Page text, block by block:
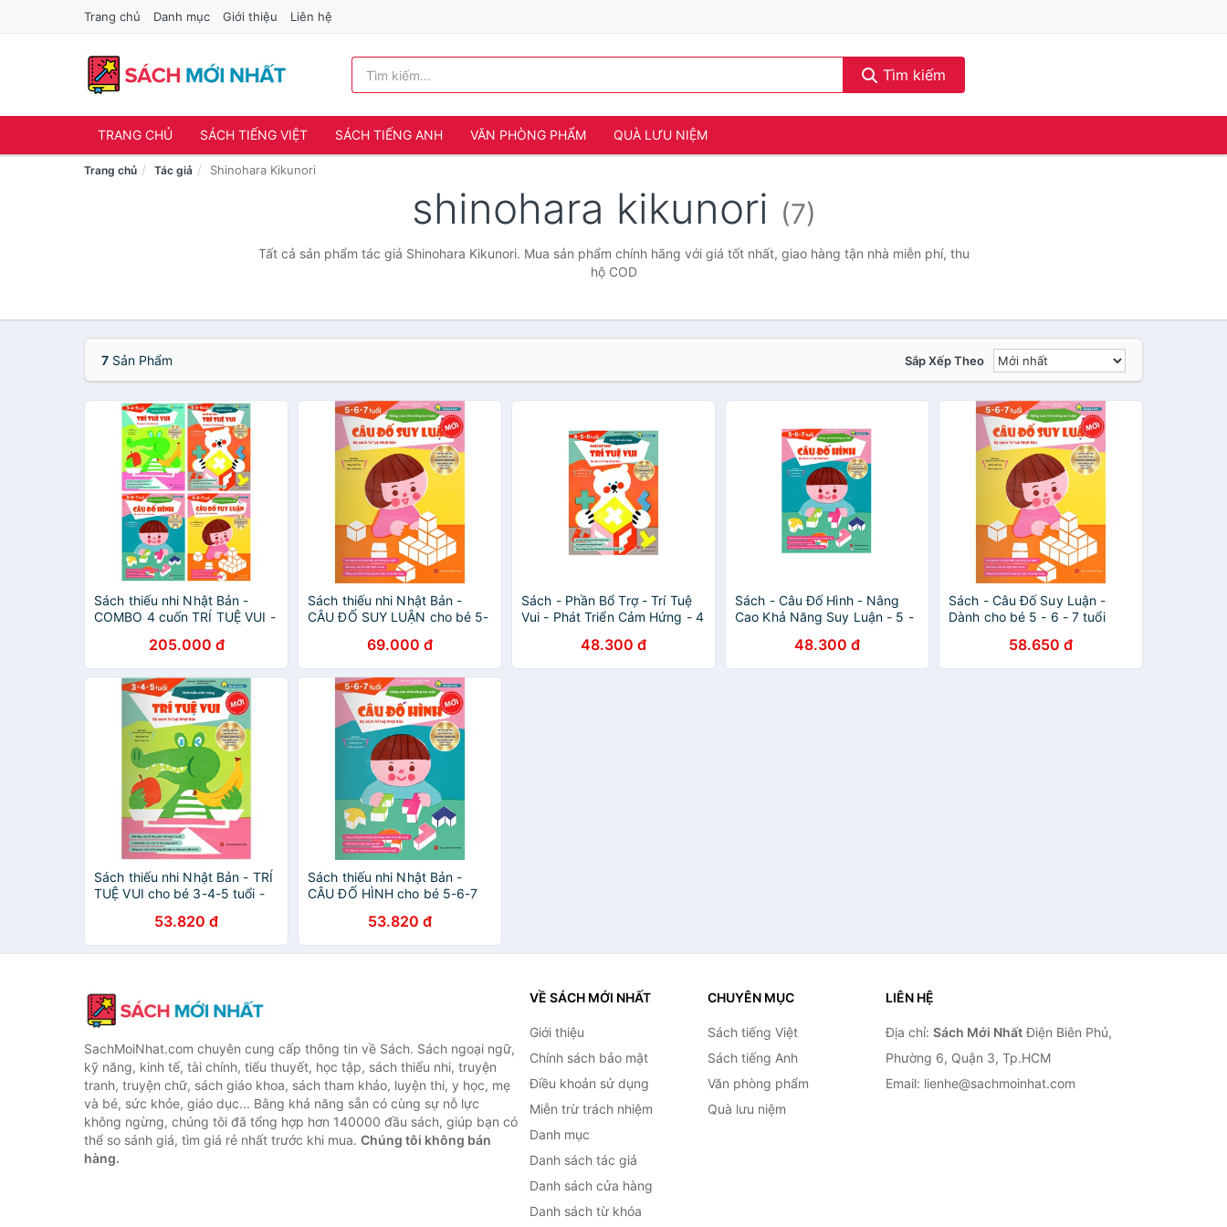
Trang chủ Danh mục Giới thiệu Liên hệ
Tìm kiếm
TRANG CHỦ SÁCH TIẾNG VIỆT SÁCH TIẾNG ANH VĂN PHÒNG PHẨM QUÀ LƯU NIỆM
Trang chủ Tác giả Shinohara Kikunori
shinohara kikunori (7)
Tất cả sản phẩm tác giả Shinohara Kikunori. Mua sản phẩm chính hãng với giá tốt nhất, giao hàng tận nhà miễn phí, thu
hộ COD
7 Sản Phẩm Sắp Xếp Theo
Sách thiếu nhi Nhật Bản -
COMBO 4 cuốn TRÍ TUỆ VUI -
LUẬN cho bé từ 3-7 tuổi
205.000 đ
Sách thiếu nhi Nhật Bản -
CÂU ĐỐ SUY LUẬN cho bé 5-
69.000 đ
Sách - Phần Bổ Trợ - Trí Tuệ
Vui - Phát Triển Cảm Hứng - 4
48.300 đ
Sách - Câu Đố Hình - Nâng
Cao Khả Năng Suy Luận - 5 -
48.300 đ
Sách - Câu Đố Suy Luận -
Dành cho bé 5 - 6 - 7 tuổi
58.650 đ
Sách thiếu nhi Nhật Bản - TRÍ
TUỆ VUI cho bé 3-4-5 tuổi -
53.820 đ
Sách thiếu nhi Nhật Bản -
CÂU ĐỐ HÌNH cho bé 5-6-7
53.820 đ
SachMoiNhat.com chuyên cung cấp thông tin về Sách. Sách ngoại ngữ,
kỹ năng, kinh tế, tài chính, tiểu thuyết, học tập, sách thiếu nhi, truyện
tranh, truyện chữ, sách giáo khoa, sách tham khảo, luyện thi, y học, mẹ
và bé, sức khỏe, giáo dục... Bằng khả năng sẵn có cùng sự nỗ lực
không ngừng, chúng tôi đã tổng hợp hơn 140000 đầu sách, giúp bạn có
thể so sánh giá, tìm giá rẻ nhất trước khi mua. Chúng tôi không bán
hàng.
VỀ SÁCH MỚI NHẤT
Giới thiệu
Chính sách bảo mật
Điều khoản sử dụng
Miễn trừ trách nhiệm
Danh mục
Danh sách tác giả
Danh sách cửa hàng
Danh sách từ khóa
CHUYÊN MỤC
Sách tiếng Việt
Sách tiếng Anh
Văn phòng phẩm
Quà lưu niệm
LIÊN HỆ
Địa chỉ: Sách Mới NhấtĐiện Biên Phủ,
Phường 6, Quận 3, Tp.HCM
Email: lienhe@sachmoinhat.com